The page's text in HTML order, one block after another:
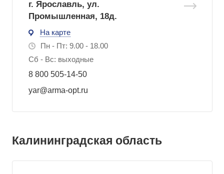
г. Ярославль, ул.
Промышленная, 18д.
На карте
Пн - Пт: 9.00 - 18.00
Сб - Вс: выходные
8 800 505-14-50
yar@arma-opt.ru
Калининградская область